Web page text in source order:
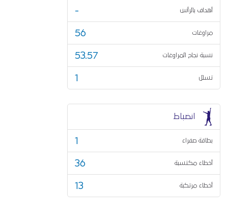
أهداف بالرأس -
مراوغات 56
نسبة نجاح المراوغات 53.57
تسلل 1
انضباط
بطاقة صفراء 1
أخطاء مكتسبة 36
أخطاء مرتكبة 13